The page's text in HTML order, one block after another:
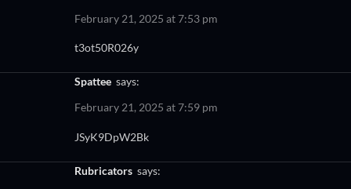
February 21, 2025 at 7:53 pm
t3ot50R026y
spattee says:
February 21, 2025 at 7:59 pm
JSyK9DpW2Bk
rubricators says: